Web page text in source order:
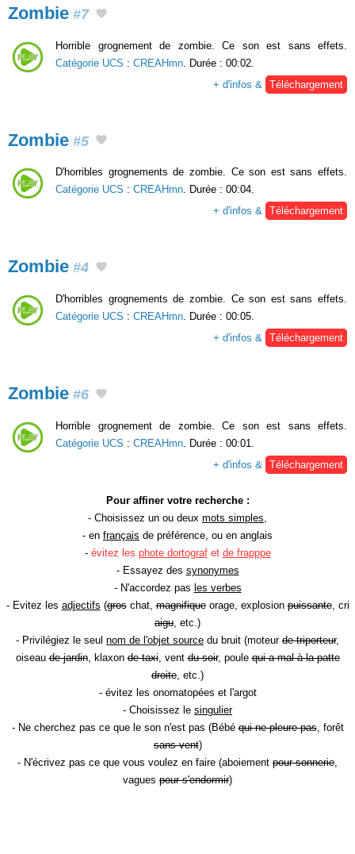
Zombie #7
Horrible grognement de zombie. Ce son est sans effets.
Catégorie UCS : CREAHmn . Durée : 00:02.
+ d'infos &
Téléchargement
Zombie #5
D'horribles grognements de zombie. Ce son est sans effets.
Catégorie UCS : CREAHmn. Durée : 00:04.
+ d'infos & Téléchargement
Zombie #4
D'horribles grognements de zombie. Ce son est sans effets.
Catégorie UCS : CREAHmn . Durée : 00:05.
+ d'infos &
Téléchargement
Zombie #6
Horrible grognement de zombie. Ce son est sans effets.
Catégorie UCS : CREAHmn . Durée : 00:01.
+ d'infos &
Téléchargement
Pour affiner votre recherche :
- Choisissez un ou deux mots simples
- en français de préférence, ou en anglais
- évitez les phote dortografet de frapppe
- Essayez des synonymes
- N'accordez pas les verbes
- Evitez les adjectifs (groschat,magnifiqueorage, explosionpuissante, cri
aigu , etc.)
- Privilégiez le seul nom de l'objet source du bruit (moteur de triporteur,
oiseaude jardin, klaxonde taxi, ventdu soir, poulequi a mal à la patte
droite , etc.)
- évitez les onomatopées et l'argot
- Choisissez le singulier
- Ne cherchez pas ce que le son n'est pas (Bébéqui ne pleure pas, forêt
sans vent)
- N'écrivez pas ce que vous voulez en faire (aboiement pour sonnerie
vagues pour s'endormir)